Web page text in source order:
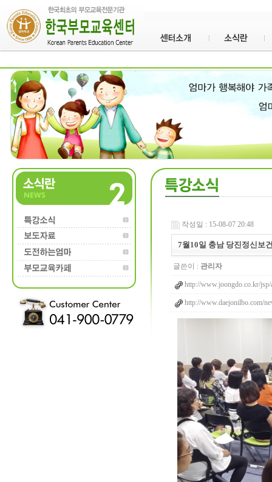
작성일 : 15-08-07 20:48
7월10일 충남 당진정신보
글쓴이 : 관리자
http://www.joongdo.co.kr/
http://www.daejonilbo.com/